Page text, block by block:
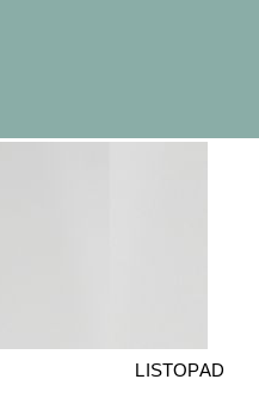
LISTOPAD